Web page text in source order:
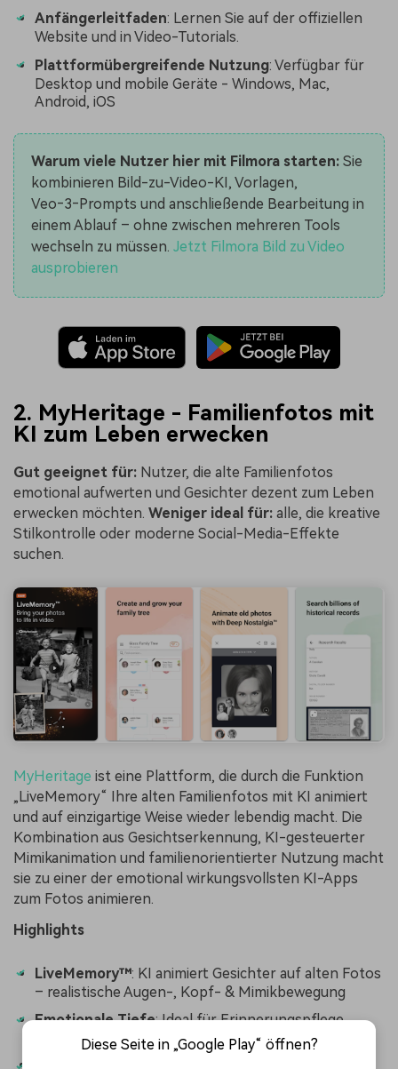
Anfängerleitfaden: Lernen Sie auf der offiziellen
Website und in Video-Tutorials.
Plattformübergreifende Nutzung: Verfügbar für
Desktop und mobile Geräte - Windows, Mac,
Android, iOS
Warum viele Nutzer hier mit Filmora starten: Sie
kombinieren Bild-zu-Video-KI, Vorlagen,
Veo‑3‑Prompts und anschließende Bearbeitung in
einem Ablauf – ohne zwischen mehreren Tools
wechseln zu müssen.Jetzt Filmora Bild zu Video
ausprobieren
2. MyHeritage - Familienfotos mit
KI zum Leben erwecken
Gut geeignet für: Nutzer, die alte Familienfotos
emotional aufwerten und Gesichter dezent zum Leben
erwecken möchten. Weniger ideal für: alle, die kreative
Stilkontrolle oder moderne Social-Media-Effekte
suchen.
MyHeritage ist eine Plattform, die durch die Funktion
„LiveMemory“ Ihre alten Familienfotos mit KI animiert
und auf einzigartige Weise wieder lebendig macht. Die
Kombination aus Gesichtserkennung, KI-gesteuerter
Mimikanimation und familienorientierter Nutzung macht
sie zu einer der emotional wirkungsvollsten KI-Apps
zum Fotos animieren.
Highlights
LiveMemory™: KI animiert Gesichter auf alten Fotos
– realistische Augen-, Kopf- & Mimikbewegung
Emotionale Tiefe: Ideal für Erinnerungspflege,
Familienfeiern, Ahnenpräsentationen
Diese Seite in „Google Play“ öffnen?